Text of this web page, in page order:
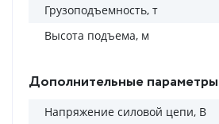
Грузоподъемность, т
Высота подъема, м
Дополнительные параметры
Напряжение силовой цепи, В